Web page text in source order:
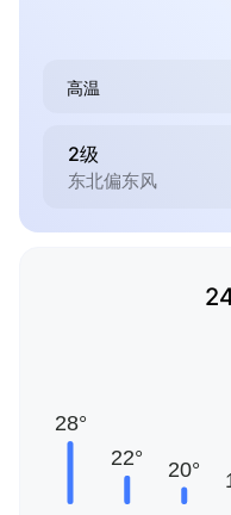
高温
2级
东北偏东风